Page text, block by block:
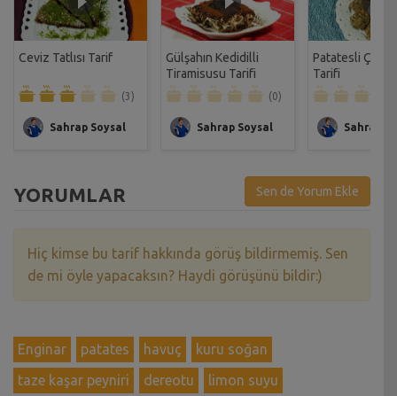
Ceviz Tatlısı Tarif
(3)
Sahrap Soysal
Gülşahın Kedidilli
Tiramisusu Tarifi
(0)
Sahrap Soysal
Patatesli Çıtır
Tarifi
Sahrap
YORUMLAR Sen de Yorum Ekle
Hiç kimse bu tarif hakkında görüş bildirmemiş. Sen
de mi öyle yapacaksın? Haydi görüşünü bildir:)
Enginar patates havuç
kuru soğan
taze kaşar peyniri
dereotu
limon suyu